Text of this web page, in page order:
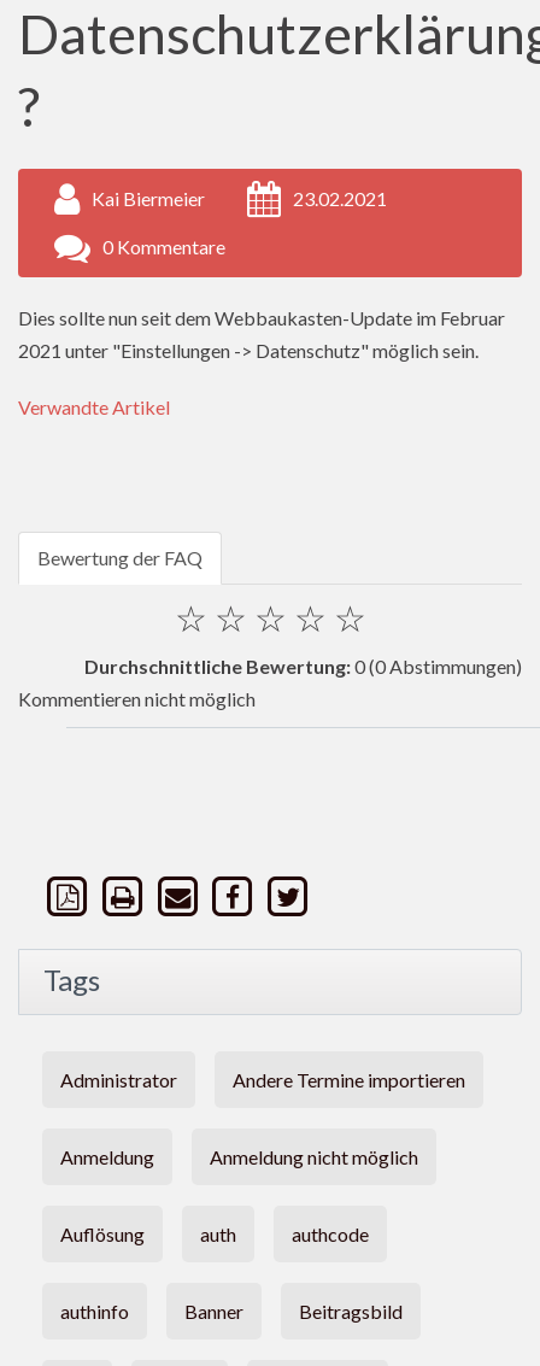
?
Kai Biermeier 23.02.2021
0 Kommentare
Dies sollte nun seit dem Webbaukasten-Update im Februar
2021 unter "Einstellungen -> Datenschutz" möglich sein.
Verwandte Artikel
Bewertung der FAQ
☆
☆
☆
☆
☆
Durchschnittliche Bewertung:0(0 Abstimmungen)
Kommentieren nicht möglich
Tags
Administrator Andere Termine importieren
Anmeldung Anmeldung nicht möglich
Auflösung auth authcode
authinfo Banner Beitragsbild